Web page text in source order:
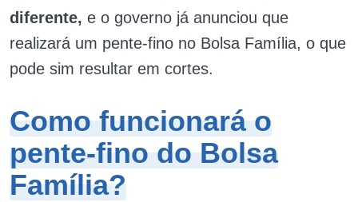
diferente, e o governo já anunciou que
realizará um pente-fino no Bolsa Família, o que
pode sim resultar em cortes.
Como funcionará o
pente-fino do Bolsa
Família?